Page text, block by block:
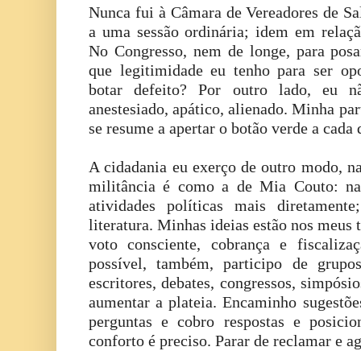
Nunca fui à Câmara de Vereadores de
a uma sessão ordinária; idem em
No Congresso, nem de longe, para
que legitimidade eu tenho para ser
botar defeito? Por outro lado, eu
anestesiado, apático, alienado. Minha
se resume a apertar o botão verde a cada
A cidadania eu exerço de outro modo,
militância é como a de Mia Couto:
atividades políticas mais
literatura. Minhas ideias estão nos meus
voto consciente, cobrança e
possível, também, participo de
escritores, debates, congressos,
aumentar a plateia. Encaminho
perguntas e cobro respostas e
conforto é preciso. Parar de reclamar e